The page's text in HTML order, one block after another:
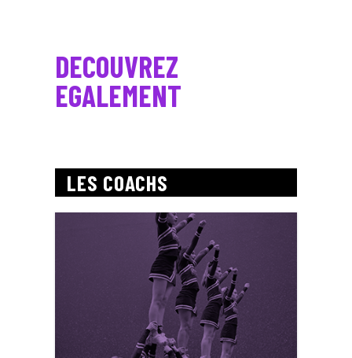
DECOUVREZ
EGALEMENT
LES COACHS